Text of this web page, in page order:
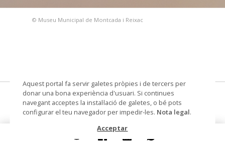
© Museu Municipal de Montcada i Reixac
sopera
Datació primera meitat segle XX
Aquest portal fa servir galetes pròpies i de tercers per
donar una bona experiència d'usuari. Si continues
navegant acceptes la instal·lació de galetes, o bé pots
configurar el teu navegador per impedir-les. Nota legal.
Acceptar